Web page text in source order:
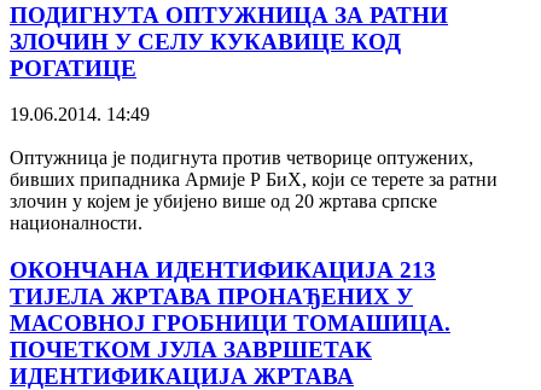
ПОДИГНУТА ОПТУЖНИЦА ЗА РАТНИ
ЗЛОЧИН У СЕЛУ КУКАВИЦЕ КОД
РОГАТИЦЕ
19.06.2014. 14:49
Оптужница је подигнута против четворице оптужених,
бивших припадника Армије Р БиХ, који се терете за ратни
злочин у којем је убијено више од 20 жртава српске
националности.
ОКОНЧАНА ИДЕНТИФИКАЦИЈА 213
ТИЈЕЛА ЖРТАВА ПРОНАЂЕНИХ У
МАСОВНОЈ ГРОБНИЦИ ТОМАШИЦА.
ПОЧЕТКОМ ЈУЛА ЗАВРШЕТАК
ИДЕНТИФИКАЦИЈА ЖРТАВА